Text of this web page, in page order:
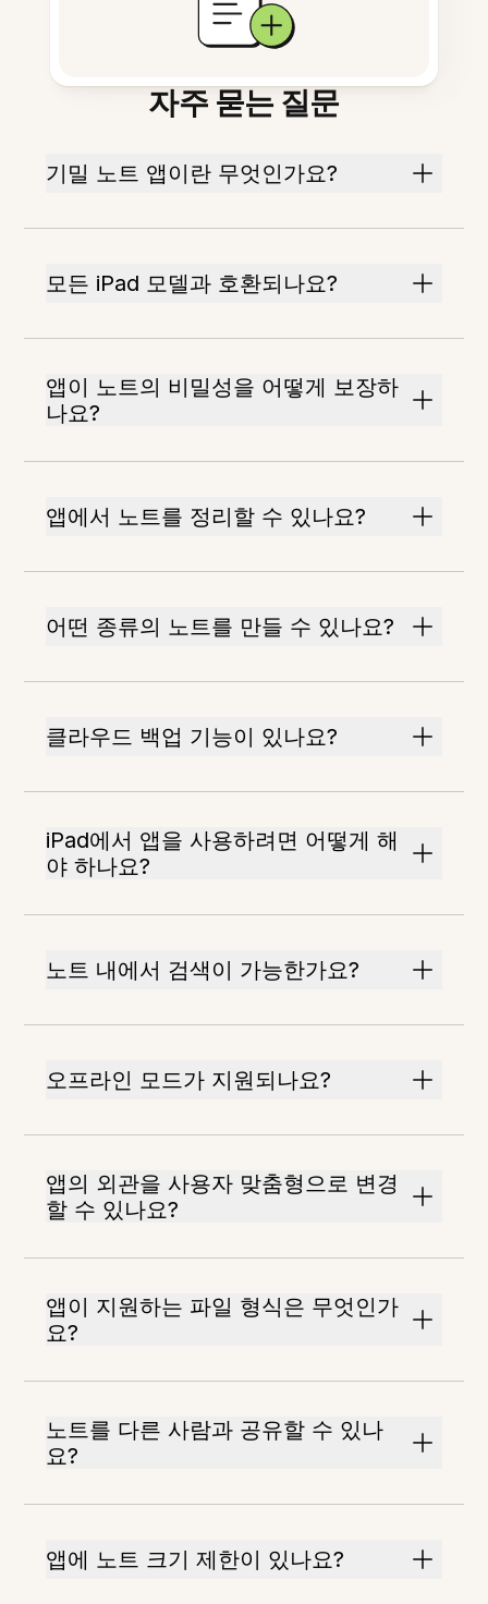
자주 묻는 질문
기밀 노트 앱이란 무엇인가요?
모든 iPad 모델과 호환되나요?
앱이 노트의 비밀성을 어떻게 보장하
나요?
앱에서 노트를 정리할 수 있나요?
어떤 종류의 노트를 만들 수 있나요?
클라우드 백업 기능이 있나요?
iPad에서 앱을 사용하려면 어떻게 해
야 하나요?
노트 내에서 검색이 가능한가요?
오프라인 모드가 지원되나요?
앱의 외관을 사용자 맞춤형으로 변경
할 수 있나요?
앱이 지원하는 파일 형식은 무엇인가
요?
노트를 다른 사람과 공유할 수 있나
요?
앱에 노트 크기 제한이 있나요?